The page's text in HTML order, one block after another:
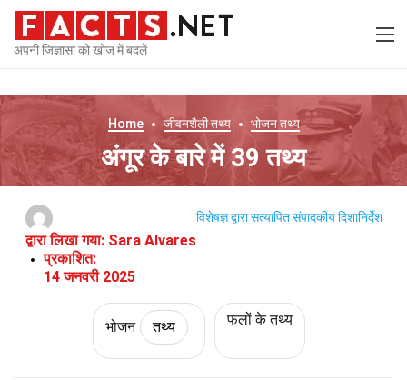
अपनी जिज्ञासा को खोज में बदलें
Home जीवनशैलीतथ्य भोजनतथ्य
अंगूर के बारे में 39 तथ्य
द्वारा लिखा गया: Sara Alvares
प्रकाशित:
14 जनवरी 2025
विशेषज्ञ द्वारा सत्यापित संपादकीय दिशानिर्देश
भोजन तथ्य फलों के तथ्य